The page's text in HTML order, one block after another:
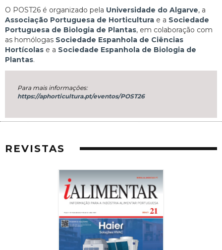
O POST26 é organizado pela Universidade do Algarve, a
Associação Portuguesa de Horticultura e a Sociedade
Portuguesa de Biologia de Plantas, em colaboração com
as homólogas Sociedade Espanhola de Ciências
Hortícolas e a Sociedade Espanhola de Biologia de
Plantas.
Para mais informações:
https://aphorticultura.pt/eventos/POST26
REVISTAS